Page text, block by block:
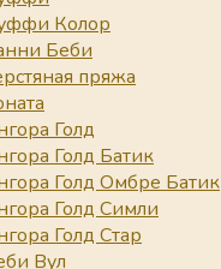
Колор
Беби
пряжа
Голд
Голд Батик
Голд Омбре Батик
Голд Симли
Голд Стар
Вул